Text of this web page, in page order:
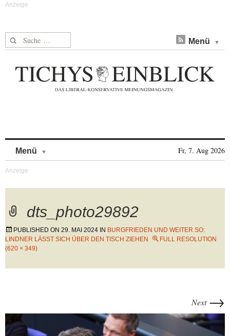
Suche nach: Menü
Menü Fr, 7. Aug 2026
dts_photo29892
PUBLISHED ON 29. MAI 2024 IN BURGFRIEDEN UND WEITER SO:
LINDNER LÄSST SICH ÜBER DEN TISCH ZIEHEN
FULL RESOLUTION
(620 × 349)
Next →